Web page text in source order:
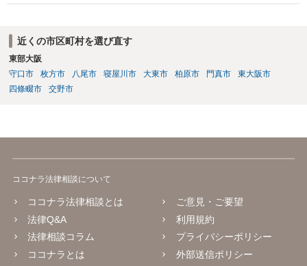
は成立していません。当初の返済期日も過ぎているため、一括返済を
です。 分割拒否と一括請求の通知：PayPayのメッセージ等で「分割
払いには同意していないため、残額の一括払いを求める」旨を明確に
伝えます。 相手の本名・住所の確認：応じない場合に法的手段（少額
訴訟など）をとるには、相手の身元が必要です。分からない場合は、
まず本名や住所の特定を進めてください。 相手が購入した高額商品
近くの市区町村を選び直す
東部大阪
守口市
枚方市 八尾市 寝屋川市 大東市 柏原市 門真市
東大阪市
四條畷市
交野市
ココナラ法律相談について
ココナラ法律相談とは
法律Q&A
法律相談コラム
ココナラとは
ご意見・ご要望
利用規約
プライバシーポリシー
外部送信ポリシー